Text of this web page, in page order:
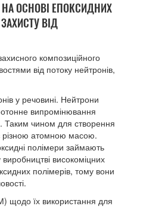
ОСНОВІ ЕПОКСИДНИХ
ВІД
композиційного
від потоку нейтронів,
у речовині. Нейтрони
випромінювання
Таким чином для створення
різною атомною масою.
полімери займають
високоміцних
полімерів, тому вони
щодо їх використання для